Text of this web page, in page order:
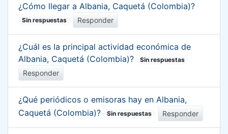
¿Cómo llegar a Albania, Caquetá (Colombia)?
Sin respuestas Responder
¿Cuál es la principal actividad económica de
Albania, Caquetá (Colombia)?
Sin respuestas
Responder
¿Qué periódicos o emisoras hay en Albania,
Caquetá (Colombia)?
Sin respuestas Responder